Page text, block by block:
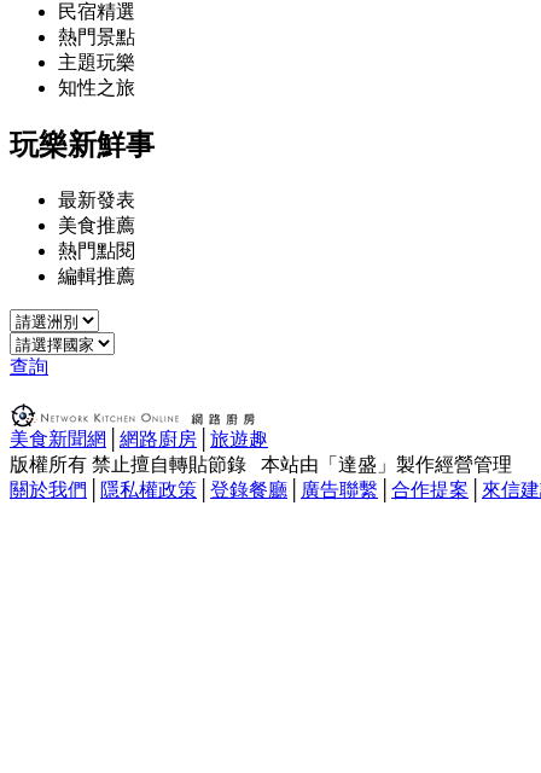
民宿精選
熱門景點
主題玩樂
知性之旅
玩樂新鮮事
最新發表
美食推薦
熱門點閱
編輯推薦
查詢
美食新聞網 網路廚房
旅遊趣
版權所有 禁止擅自轉貼節錄 本站由「達盛」製作經營管理
關於我們
隱私權政策 登錄餐廳 廣告聯繫 合作提案 來信